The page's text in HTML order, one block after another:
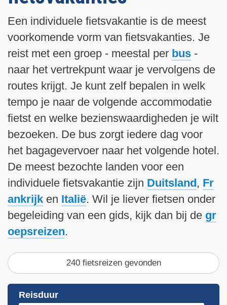
Een individuele fietsvakantie is de meest
voorkomende vorm van fietsvakanties. Je
reist met een groep - meestal per bus -
naar het vertrekpunt waar je vervolgens de
routes krijgt. Je kunt zelf bepalen in welk
tempo je naar de volgende accommodatie
fietst en welke bezienswaardigheden je wilt
bezoeken. De bus zorgt iedere dag voor
het bagagevervoer naar het volgende hotel.
De meest bezochte landen voor een
individuele fietsvakantie zijn Duitsland , Fr
ankrijk en Italië. Wil je liever fietsen onder
begeleiding van een gids, kijk dan bij de gr
oepsreizen.
240 fietsreizen gevonden
Reisduur